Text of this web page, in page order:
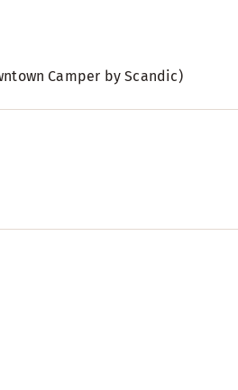
Camper by Scandic)